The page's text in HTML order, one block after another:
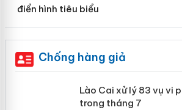
điển hình tiêu biểu
Chống hàng giả
Lào Cai xử lý 83 vụ
mại trong tháng 7